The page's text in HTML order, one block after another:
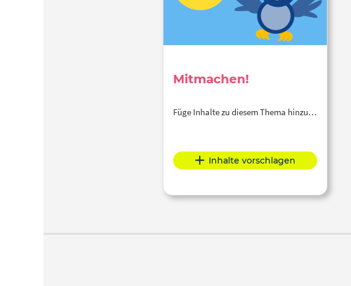
Mitmachen!
Füge Inhalte zu diesem Thema hinzu…
Inhalte vorschlagen